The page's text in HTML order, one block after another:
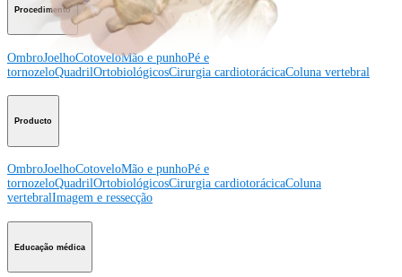
Procedimento
OmbroJoelhoCotoveloMão e punhoPé e
tornozeloQuadrilOrtobiológicosCirurgia cardiotorácicaColuna vertebral
Producto
OmbroJoelhoCotoveloMão e punhoPé e
tornozeloQuadrilOrtobiológicosCirurgia cardiotorácicaColuna
vertebralImagem e ressecção
Educação médica